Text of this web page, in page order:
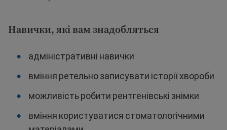
Навички, які вам знадобляться
адміністративні навички
вміння ретельно записувати історії хвороби
можливість робити рентгенівські знімки
вміння користуватися стоматологічними